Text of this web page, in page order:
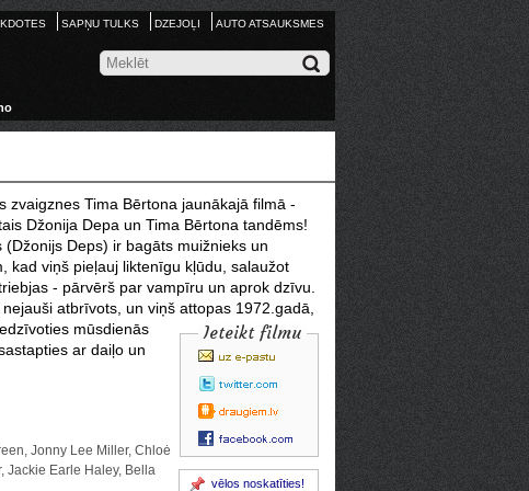
SAPŅU TULKS DZEJOĻI AUTO ATSAUKSMES
zvaigznes Tima Bērtona jaunākajā filmā -
Džonija Depa un Tima Bērtona tandēms!
Deps) ir bagāts muižnieks un
kad viņš pieļauj liktenīgu kļūdu, salaužot
- pārvērš par vampīru un aprok dzīvu.
atbrīvots, un viņš attopas 1972.gadā,
mūsdienās
ar daiļo un
Ieteikt filmu
vēlos noskatīties!
Jonny Lee Miller, Chloė
Jackie Earle Haley, Bella